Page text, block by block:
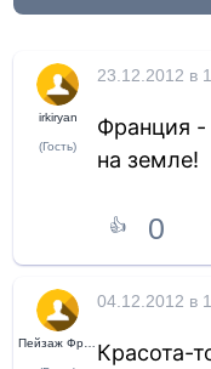
irkiryan
(Гость)
23.12.2012 в
Франция -
на земле!
👍 0
04.12.2012 в
Красота-